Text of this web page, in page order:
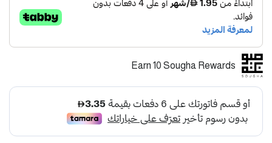
Earn 10 Sougha Rewards